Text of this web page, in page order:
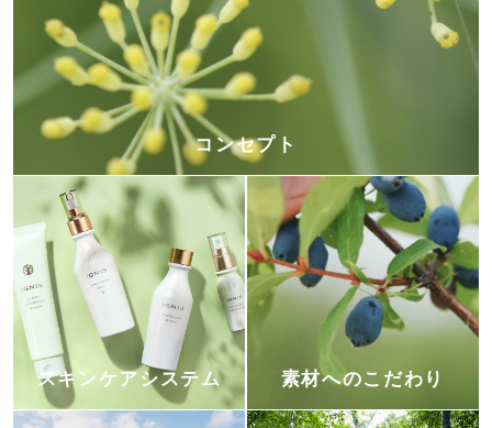
コンセプト
スキンケアシステム 素材へのこだわり